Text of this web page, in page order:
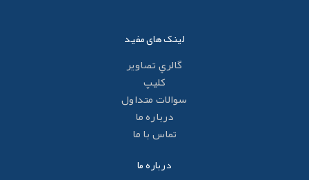
لینک های مفید
گالري تصاوير
کليپ
سوالات متداول
درباره ما
تماس با ما
درباره ما